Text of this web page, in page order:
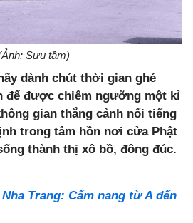
Sưu tầm)
dành chút thời gian ghé
để được chiêm ngưỡng một kỉ
gian thắng cảnh nổi tiếng
trong tâm hồn nơi cửa Phật
thành thị xô bồ, đông đúc.
Trang: Cẩm nang từ A đến